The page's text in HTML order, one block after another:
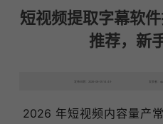
短视频提取字幕软
推荐，新
发布日期：2026-06-05 14:49 发表者：
2026 年短视频内容量产